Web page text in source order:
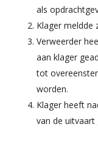
als
Klager meldde
Verweerder
aan klager
tot
worden.
Klager heeft
van de uitvaart